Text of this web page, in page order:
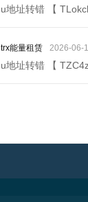
u地址转错 【
trx能量租赁 2026-06-
u地址转错 【